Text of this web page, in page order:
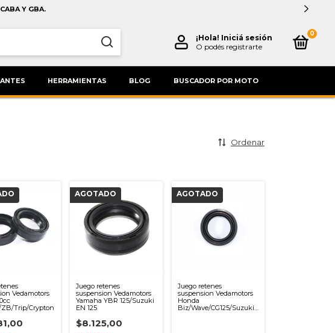
Y GBA.
¡Hola! Iniciá sesión
O podés registrarte
0
HERRAMIENTAS BLOG BUSCADOR POR MOTO
Ordenar
Vedamotors
Trip/Crypton)
Juego retenes
suspension Vedamotors
Yamaha YBR 125/Suzuki
EN 125
$8.125,00
Juego retenes
suspension Vedamotors
Honda
Biz/Wave/CG125/Suzuki